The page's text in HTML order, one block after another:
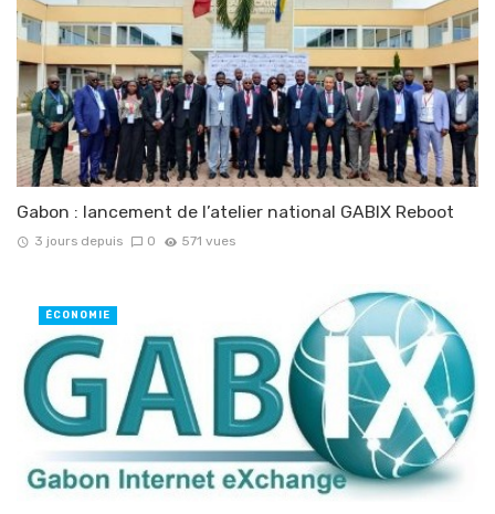
Gabon : lancement de l’atelier national GABIX Reboot
3 jours depuis 0 571 vues
ÉCONOMIE